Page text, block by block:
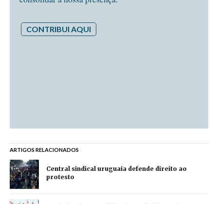
CONTRIBUI AQUI
ARTIGOS RELACIONADOS
Central sindical uruguaia defende direito ao
protesto